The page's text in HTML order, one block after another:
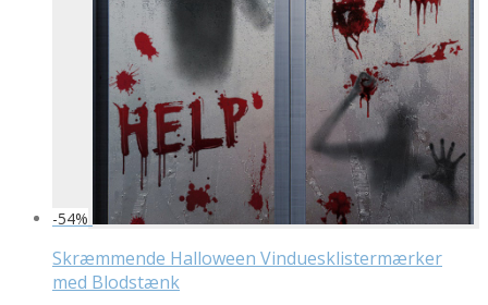
-54%
Skræmmende Halloween Vinduesklistermærker
med Blodstænk